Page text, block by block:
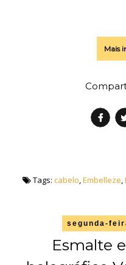
Mais
Tags: cabelo,Embelleze,
segunda-
Esmalte